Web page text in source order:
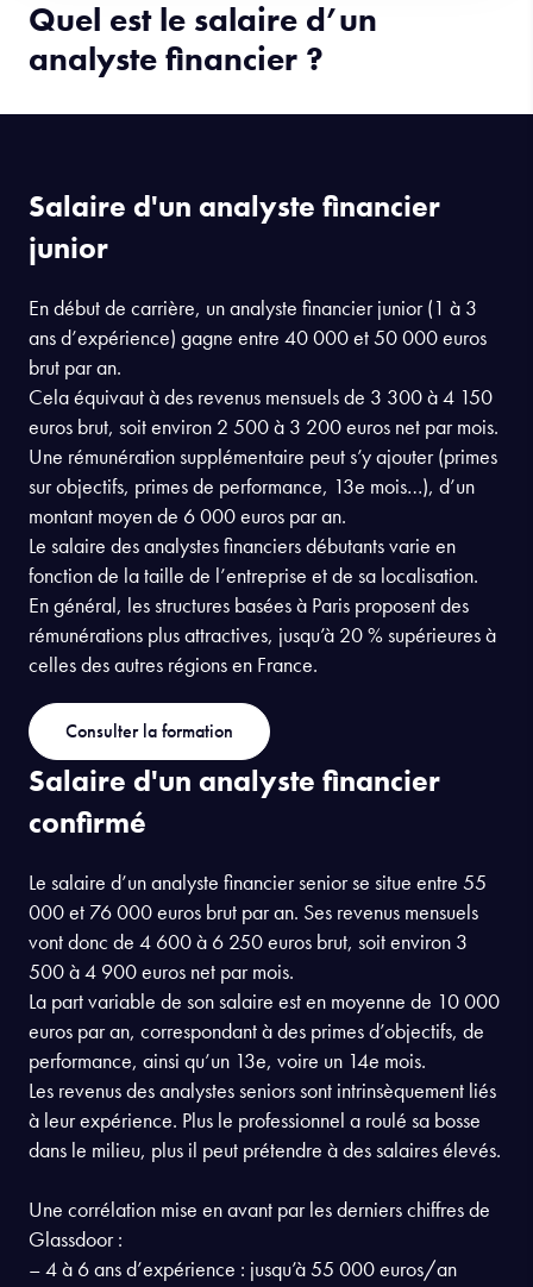
Quel est le salaire d’un
Salaire d'un analyste financier
junior
En début de carrière, un analyste financier junior (1 à 3
ans d’expérience) gagne entre 40 000 et 50 000 euros
brut par an.
Cela équivaut à des revenus mensuels de 3 300 à 4 150
euros brut, soit environ 2 500 à 3 200 euros net par mois.
Une rémunération supplémentaire peut s’y ajouter (primes
sur objectifs, primes de performance, 13e mois…), d’un
montant moyen de 6 000 euros par an.
Le salaire des analystes financiers débutants varie en
fonction de la taille de l’entreprise et de sa localisation.
En général, les structures basées à Paris proposent des
rémunérations plus attractives, jusqu’à 20 % supérieures à
celles des autres régions en France.
confirmé
Le salaire d’un analyste financier senior se situe entre 55
000 et 76 000 euros brut par an. Ses revenus mensuels
vont donc de 4 600 à 6 250 euros brut, soit environ 3
500 à 4 900 euros net par mois.
La part variable de son salaire est en moyenne de 10 000
euros par an, correspondant à des primes d’objectifs, de
performance, ainsi qu’un 13e, voire un 14e mois.
Les revenus des analystes seniors sont intrinsèquement liés
dans le milieu, plus il peut prétendre à des salaires élevés.
Une corrélation mise en avant par les derniers chiffres de